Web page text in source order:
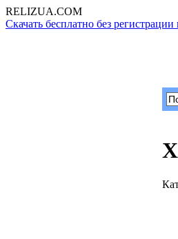
RELIZUA.COM
Скачать бесплатно без регистрации